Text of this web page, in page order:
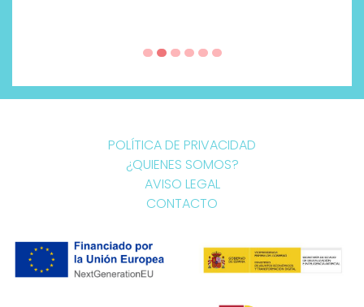
POLÍTICA DE PRIVACIDAD
¿QUIENES SOMOS?
AVISO LEGAL
CONTACTO